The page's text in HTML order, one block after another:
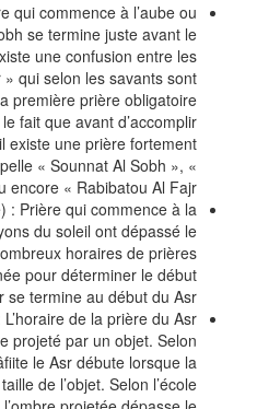
qui commence à l’aube ou
se termine juste avant le
une confusion entre les
qui selon les savants sont
première prière obligatoire
fait que avant d’accomplir
existe une prière fortement
« Sounnat Al Sobh », «
« Rabibatou Al Fajr »
: Prière qui commence à la
du soleil ont dépassé le
horaires de prières
pour déterminer le début
se termine au début du Asr.
de la prière du Asr
projeté par un objet. Selon
le Asr débute lorsque la
de l’objet. Selon l’école